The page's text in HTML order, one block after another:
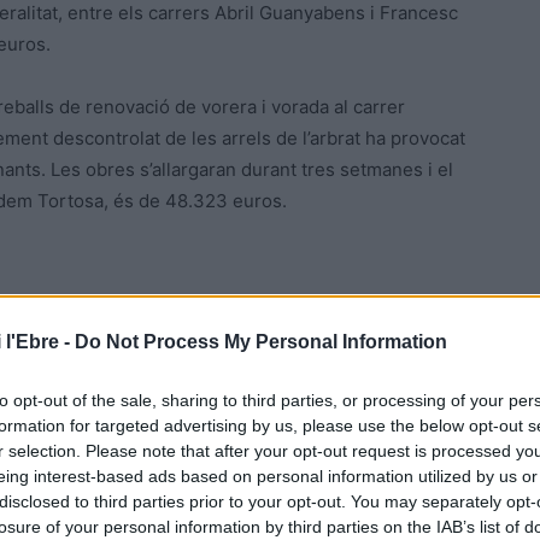
l'Ebre - Do Not Process My Personal Information
opt-out of the sale, sharing to third parties, or processing of your
for targeted advertising by us, please use the below opt-out
selection. Please note that after your opt-out request is processed
interest-based ads based on personal information utilized by us
to third parties prior to your opt-out. You may separately
of your personal information by third parties on the IAB’s list of
entre els carrers Abril Guanyabens i Francesc
de renovació de vorera i vorada al carrer
descontrolat de les arrels de l’arbrat ha provocat
Les obres s’allargaran durant tres setmanes i el
Tortosa, és de 48.323 euros.
Article següent
Móra la Nova i Tivissa modifiquen el planejament del
polígon industrial del Molló per atreure-hi empreses